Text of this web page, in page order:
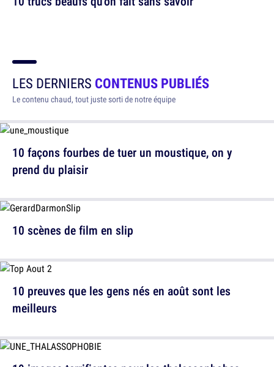
LES DERNIERS CONTENUS PUBLIÉS
Le contenu chaud, tout juste sorti de notre équipe
10 façons fourbes de tuer un moustique, on y
prend du plaisir
10 preuves que les gens nés en août sont les
meilleurs
10 scènes de film en slip